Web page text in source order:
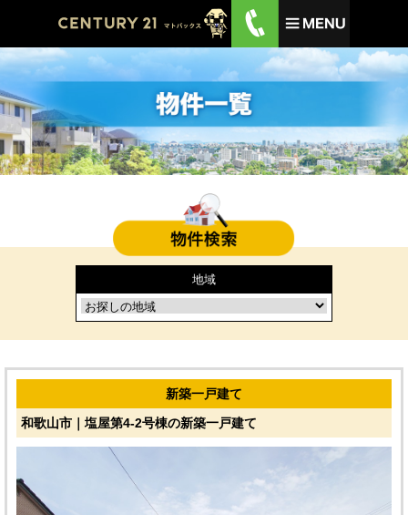
地域
新築一戸建て
和歌山市｜塩屋第4-2号棟の新築一戸建て